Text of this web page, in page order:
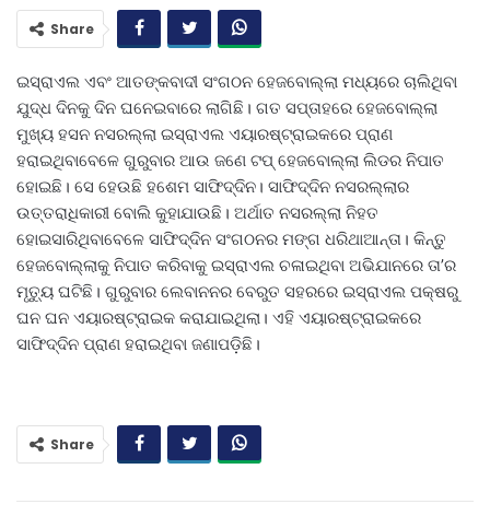
Share
ଇସ୍ରାଏଲ ଏବଂ ଆତଙ୍କବାଦୀ ସଂଗଠନ ହେଜବୋଲ୍ଲା ମଧ୍ୟରେ ଚାଲିଥିବା
ଯୁଦ୍ଧ ଦିନକୁ ଦିନ ଘନେଇବାରେ ଲାଗିଛି। ଗତ ସପ୍ତାହରେ ହେଜବୋଲ୍ଲା
ମୁଖ୍ୟ ହସନ ନସରଲ୍ଲା ଇସ୍ରାଏଲ ଏୟାରଷ୍ଟ୍ରାଇକରେ ପ୍ରାଣ
ହରାଇଥିବାବେଳେ ଗୁରୁବାର ଆଉ ଜଣେ ଟପ୍‌ ହେଜବୋଲ୍ଲା ଲିଡର ନିପାତ
ହୋଇଛି। ସେ ହେଉଛି ହଶେମ ସାଫିଦ୍ଦିନ। ସାଫିଦ୍ଦିନ ନସରଲ୍ଲାର
ଉତ୍ତରାଧିକାରୀ ବୋଲି କୁହାଯାଉଛି। ଅର୍ଥାତ ନସରଲ୍ଲା ନିହତ
ହୋଇସାରିଥିବାବେଳେ ସାଫିଦ୍ଦିନ ସଂଗଠନର ମଙ୍ଗ ଧରିଥାଆନ୍ତା। କିନ୍ତୁ
ହେଜବୋଲ୍ଲାକୁ ନିପାତ କରିବାକୁ ଇସ୍ରାଏଲ ଚଳାଇଥିବା ଅଭିଯାନରେ ତା’ର
ମୃତ୍ୟୁ ଘଟିଛି। ଗୁରୁବାର ଲେବାନନର ବେରୁତ ସହରରେ ଇସ୍ରାଏଲ ପକ୍ଷରୁ
ଘନ ଘନ ଏୟାରଷ୍ଟ୍ରାଇକ କରାଯାଇଥିଲା। ଏହି ଏୟାରଷ୍ଟ୍ରାଇକରେ
ସାଫିଦ୍ଦିନ ପ୍ରାଣ ହରାଇଥିବା ଜଣାପଡ଼ିଛି।
Share